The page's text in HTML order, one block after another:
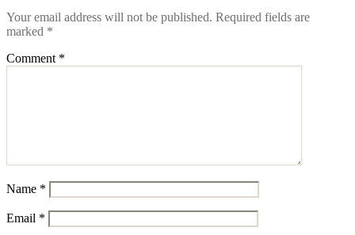
Your email address will not be published. Required fields are
marked *
Comment *
Name *
Email *